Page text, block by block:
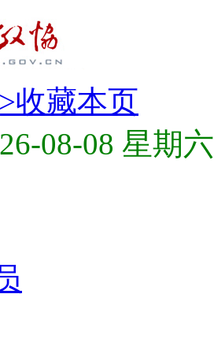
>收藏本页
08-08 星期六